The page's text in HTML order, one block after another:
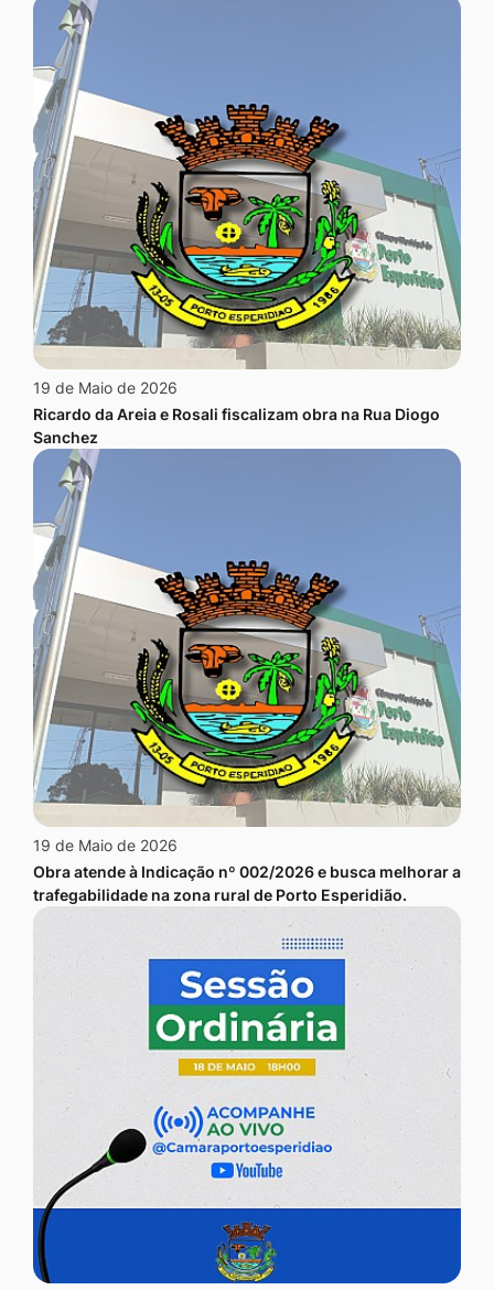
19 de Maio de 2026
Ricardo da Areia e Rosali fiscalizam obra na Rua Diogo
Sanchez
19 de Maio de 2026
Obra atende à Indicação nº 002/2026 e busca melhorar a
trafegabilidade na zona rural de Porto Esperidião.